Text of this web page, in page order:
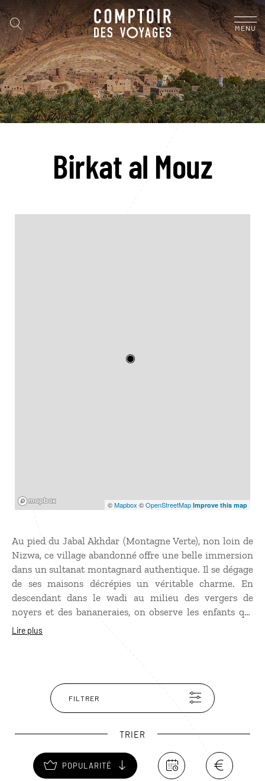
MENU
Birkat al Mouz
©Mapbox ©OpenStreetMap Improve this map
Au pied du Jabal Akhdar (Montagne Verte), non loin de
Nizwa, ce village abandonné offre une belle immersion
dans un sultanat montagnard authentique. Il se dégage
de ses maisons décrépies un véritable charme. En
descendant dans le wadi au milieu des vergers de
noyers et des bananeraies, on observe les enfants qui
font des concours de plongeons dans les ‘“aflaj“ (vasques
Lire plus
FILTRER
TRIER
POPULARITÉ